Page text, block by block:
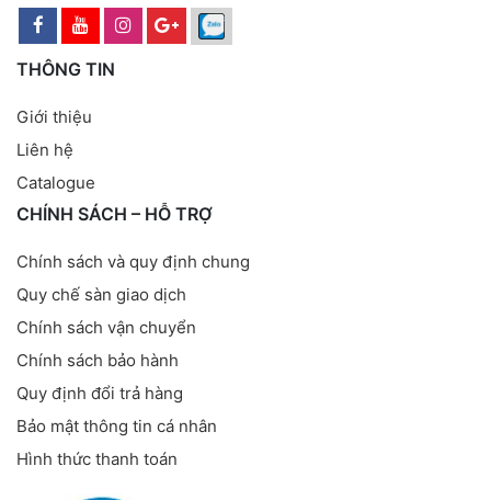
THÔNG TIN
Giới thiệu
Liên hệ
Catalogue
CHÍNH SÁCH – HỖ TRỢ
Chính sách và quy định chung
Quy chế sàn giao dịch
Chính sách vận chuyển
Chính sách bảo hành
Quy định đổi trả hàng
Bảo mật thông tin cá nhân
Hình thức thanh toán